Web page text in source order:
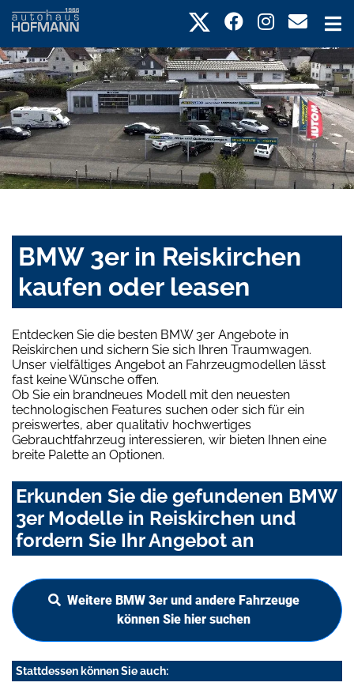
BMW 3er in Reiskirchen
kaufen oder leasen
Entdecken Sie die besten BMW 3er Angebote in
Reiskirchen und sichern Sie sich Ihren Traumwagen.
Unser vielfältiges Angebot an Fahrzeugmodellen lässt
fast keine Wünsche offen.
Ob Sie ein brandneues Modell mit den neuesten
technologischen Features suchen oder sich für ein
preiswertes, aber qualitativ hochwertiges
Gebrauchtfahrzeug interessieren, wir bieten Ihnen eine
breite Palette an Optionen.
Erkunden Sie die gefundenen BMW
3er Modelle in Reiskirchen und
fordern Sie Ihr Angebot an
Weitere BMW 3er und andere Fahrzeuge
können Sie hier suchen
Stattdessen können Sie auch: